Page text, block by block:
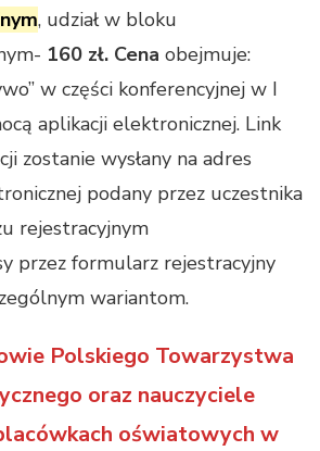
, udział w bloku
160 zł. Cena obejmuje:
w części konferencyjnej w I
aplikacji elektronicznej. Link
zostanie wysłany na adres
podany przez uczestnika
rejestracyjnym
przez formularz rejestracyjny
wariantom.
Polskiego Towarzystwa
oraz nauczyciele
oświatowych w